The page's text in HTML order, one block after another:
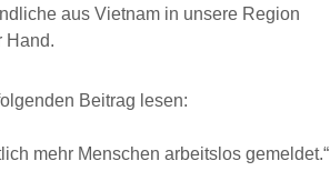
aus Vietnam in unsere Region
Hand.
Beitrag lesen:
mehr Menschen arbeitslos gemeldet.“